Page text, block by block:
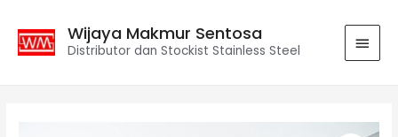
Wijaya Makmur Sentosa
Distributor dan Stockist Stainless Steel